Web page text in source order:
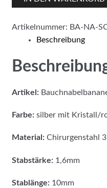
Ring
rosa
Menge
Artikelnummer: BA-NA-
Beschreibung
Artikel:
Farbe:silber mit Kristall/
Material:Chirurgenstahl
Stabstärke:1,6mm
Stablänge:10mm